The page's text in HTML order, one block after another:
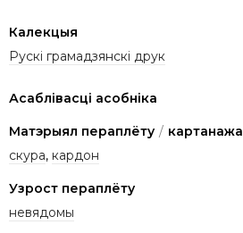
Калекцыя
Рускі грамадзянскі друк
Асаблівасці асобніка
Матэрыял пераплёту / картанажа
скура, кардон
Узрост пераплёту
невядомы